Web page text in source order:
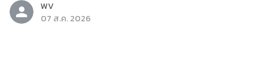
WV
07 ส.ค. 2026